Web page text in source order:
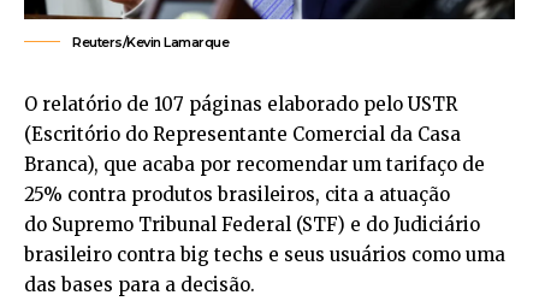
Reuters/Kevin Lamarque
O relatório de 107 páginas elaborado pelo USTR
(Escritório do Representante Comercial da Casa
Branca), que acaba por recomendar um tarifaço de
25% contra produtos brasileiros, cita a atuação
do Supremo Tribunal Federal (STF) e do Judiciário
brasileiro contra big techs e seus usuários como uma
das bases para a decisão.